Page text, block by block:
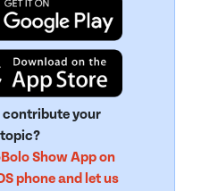
contribute your
Show App on
phone and let us